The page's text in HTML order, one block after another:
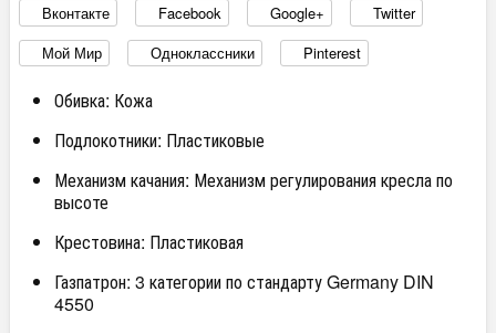
Вконтакте Facebook Google+
Twitter
Мой Мир
Одноклассники Pinterest
Обивка: Кожа
Подлокотники: Пластиковые
Механизм качания: Механизм регулирования кресла по
высоте
Крестовина: Пластиковая
Газпатрон: 3 категории по стандарту Germany DIN
4550